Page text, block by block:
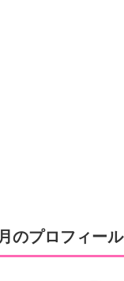
のプロフィール